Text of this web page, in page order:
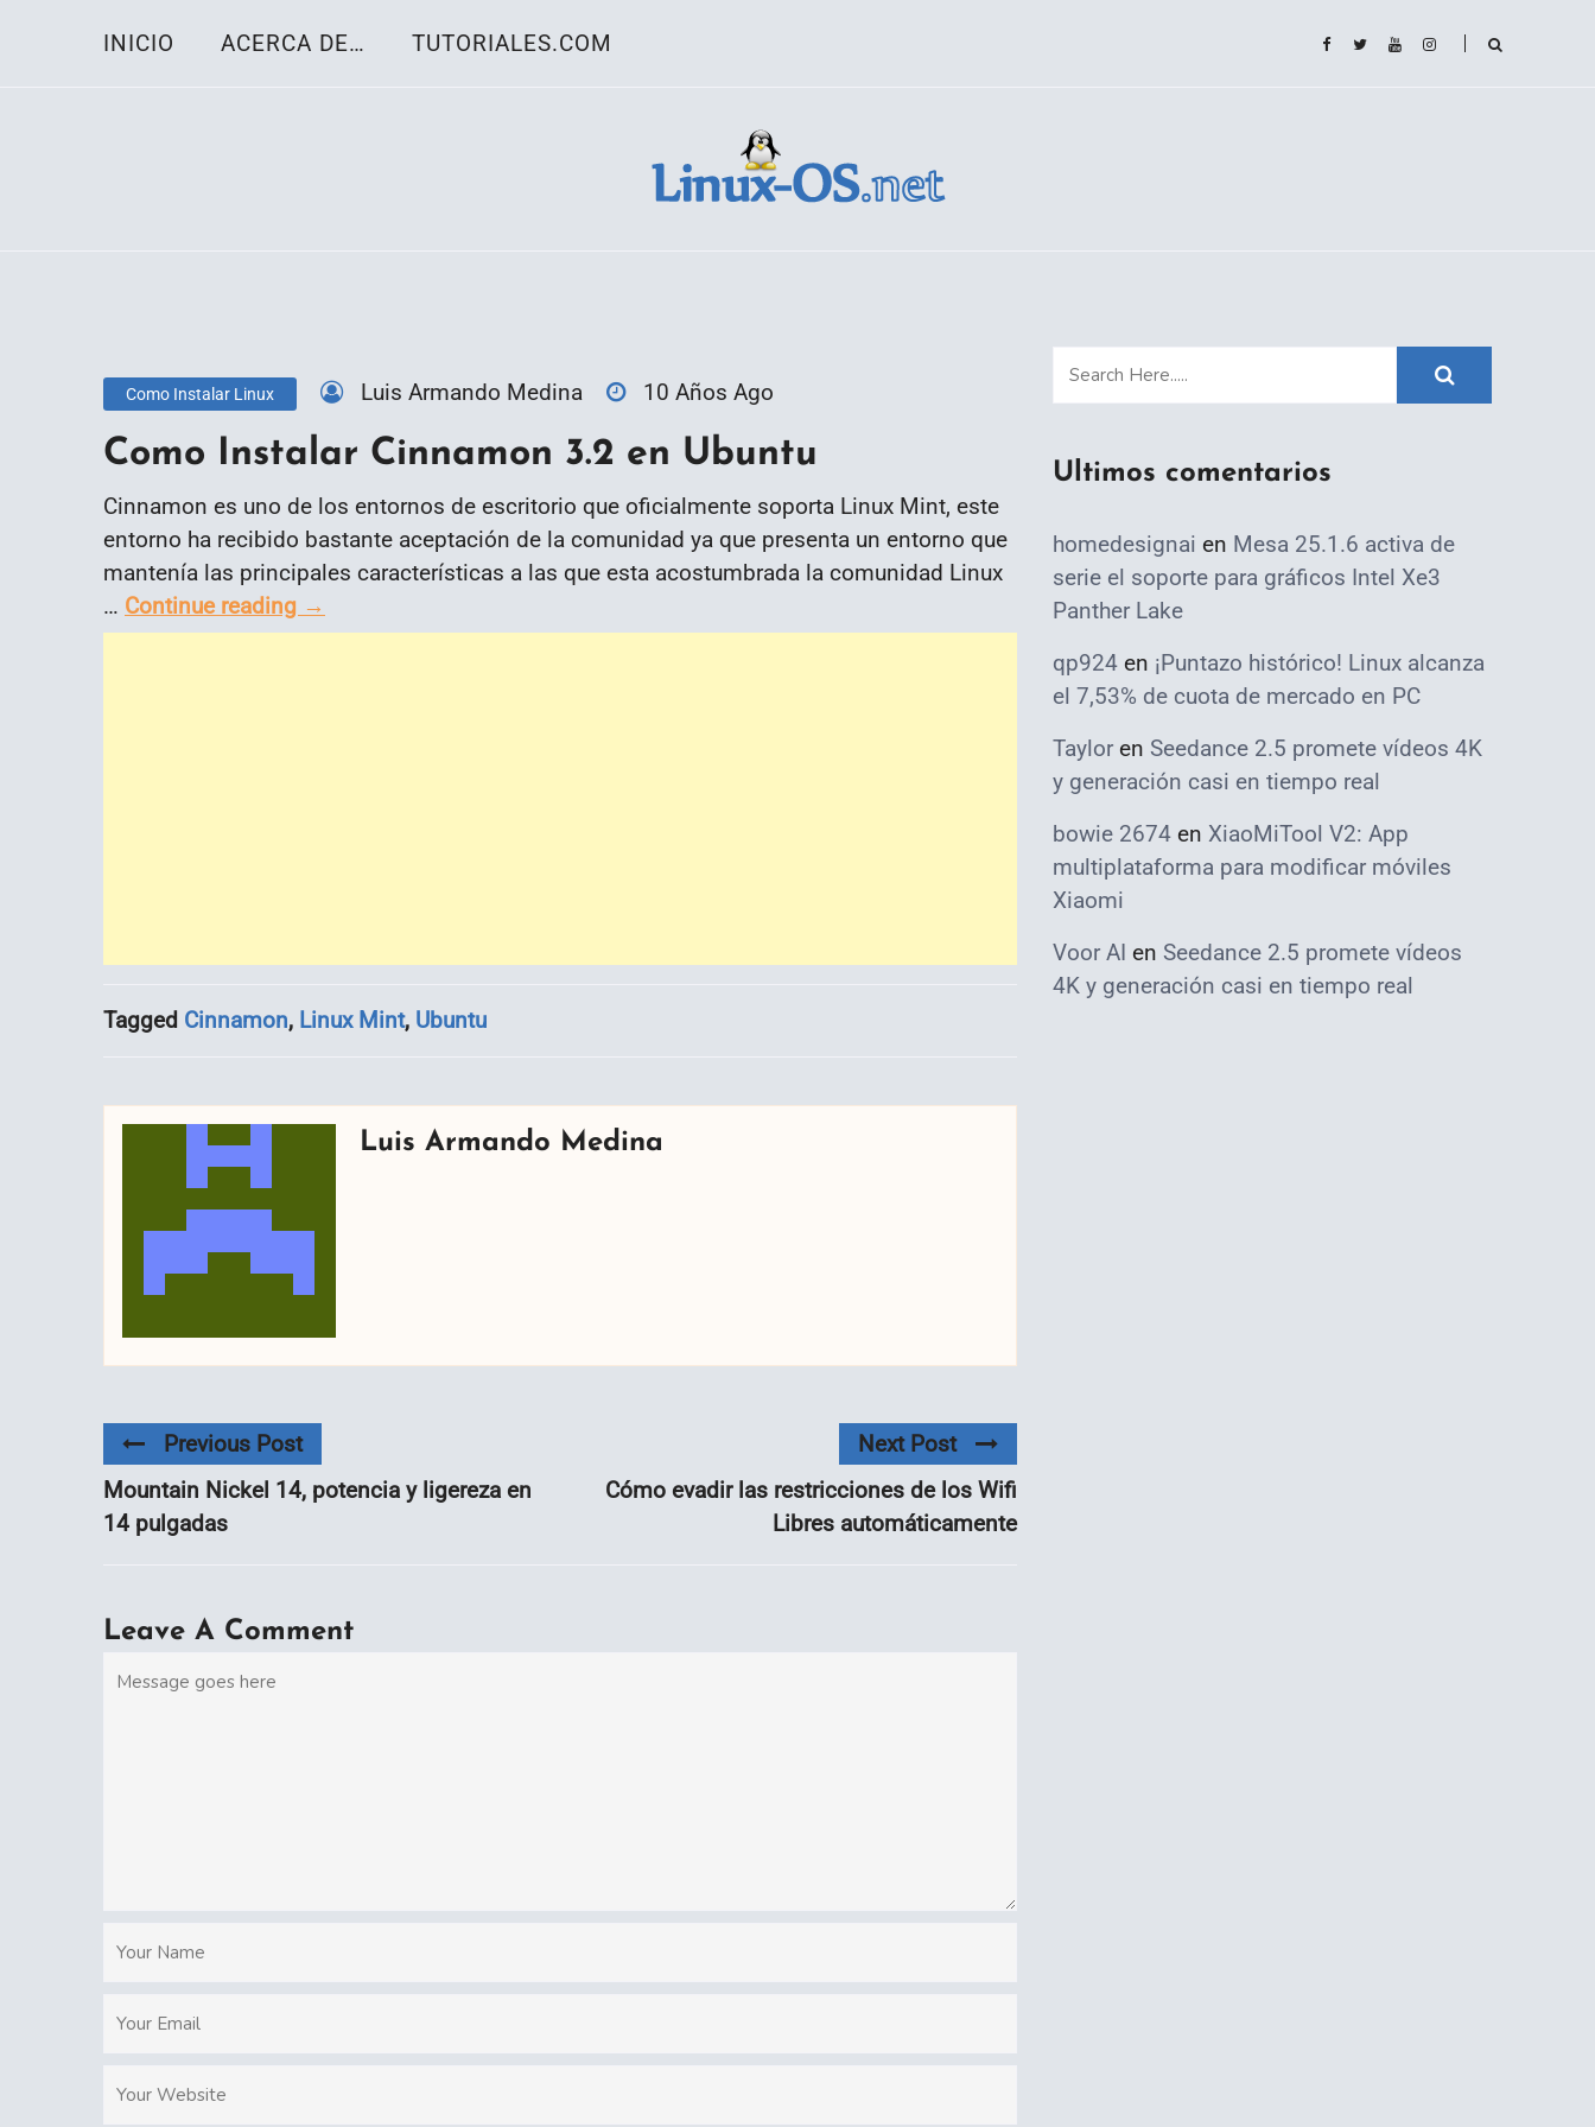
INICIO ACERCA DE… TUTORIALES.COM
Como Instalar Linux Luis Armando Medina 10 Años Ago
Como Instalar Cinnamon 3.2 en Ubuntu
Cinnamon es uno de los entornos de escritorio que oficialmente soporta Linux Mint, este
entorno ha recibido bastante aceptación de la comunidad ya que presenta un entorno que
mantenía las principales características a las que esta acostumbrada la comunidad Linux
… Continue reading →
Tagged Cinnamon, Linux Mint, Ubuntu
Luis Armando Medina
Previous Post
Mountain Nickel 14, potencia y ligereza en
14 pulgadas
Next Post
Cómo evadir las restricciones de los Wifi
Libres automáticamente
Leave A Comment
Ultimos comentarios
homedesignai en Mesa 25.1.6 activa de
serie el soporte para gráficos Intel Xe3
Panther Lake
qp924 en ¡Puntazo histórico! Linux alcanza
el 7,53% de cuota de mercado en PC
Taylor en Seedance 2.5 promete vídeos 4K
y generación casi en tiempo real
bowie 2674 en XiaoMiTool V2: App
multiplataforma para modificar móviles
Xiaomi
Voor AI en Seedance 2.5 promete vídeos
4K y generación casi en tiempo real